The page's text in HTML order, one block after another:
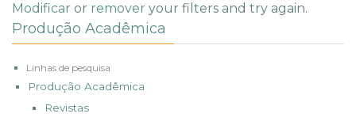
Modificar or remover your filters and try again.
Produção Acadêmica
Linhas de pesquisa
Produção Acadêmica
Revistas